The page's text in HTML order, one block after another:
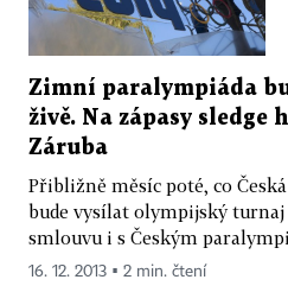
Zimní paralympiáda
živě. Na zápasy sledge
Záruba
Přibližně měsíc poté, co
bude vysílat olympijský
smlouvu i s Českým
16. 12. 2013 ▪ 2 min. čtení